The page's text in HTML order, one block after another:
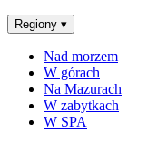
Regiony ▾
Nad morzem
W górach
Na Mazurach
W zabytkach
W SPA